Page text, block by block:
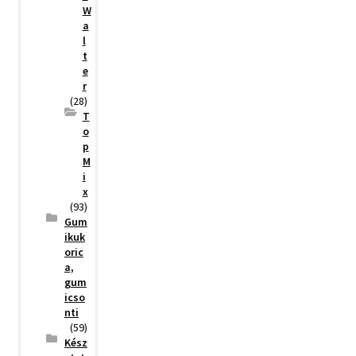
W
a
l
t
e
r
(28)
T
o
p
M
i
x
(93)
Gum
ikuk
oric
a,
gum
icso
nti
(59)
Kész